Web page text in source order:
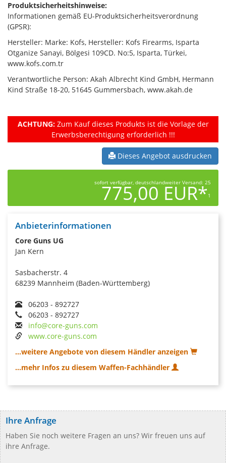
Produktsicherheitshinweise:
Informationen gemäß EU-Produktsicherheitsverordnung
(GPSR):
Hersteller: Marke: Kofs, Hersteller: Kofs Firearms, Isparta
Otganize Sanayi, Bölgesi 109CD. No:5, Isparta, Türkei,
www.kofs.com.tr
Verantwortliche Person: Akah Albrecht Kind GmbH, Hermann
Kind Straße 18-20, 51645 Gummersbach, www.akah.de
ACHTUNG:Zum Kauf dieses Produkts ist die Vorlage der
Erwerbsberechtigung erforderlich !!!
Dieses Angebot ausdrucken
sofort verfügbar, deutschlandweiter Versand: 25
775,00 EUR*1
Anbieterinformationen
Core Guns UG
Jan Kern
Sasbacherstr. 4
68239 Mannheim (Baden-Württemberg)
06203 - 892727
06203 - 892727
info@core-guns.com
www.core-guns.com
...weitere Angebote von diesem Händler anzeigen
...mehr Infos zu diesem Waffen-Fachhändler
Ihre Anfrage
Haben Sie noch weitere Fragen an uns? Wir freuen uns auf
ihre Anfrage.